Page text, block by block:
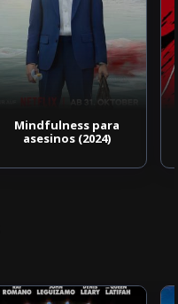
Mindfulness para
asesinos (2024)